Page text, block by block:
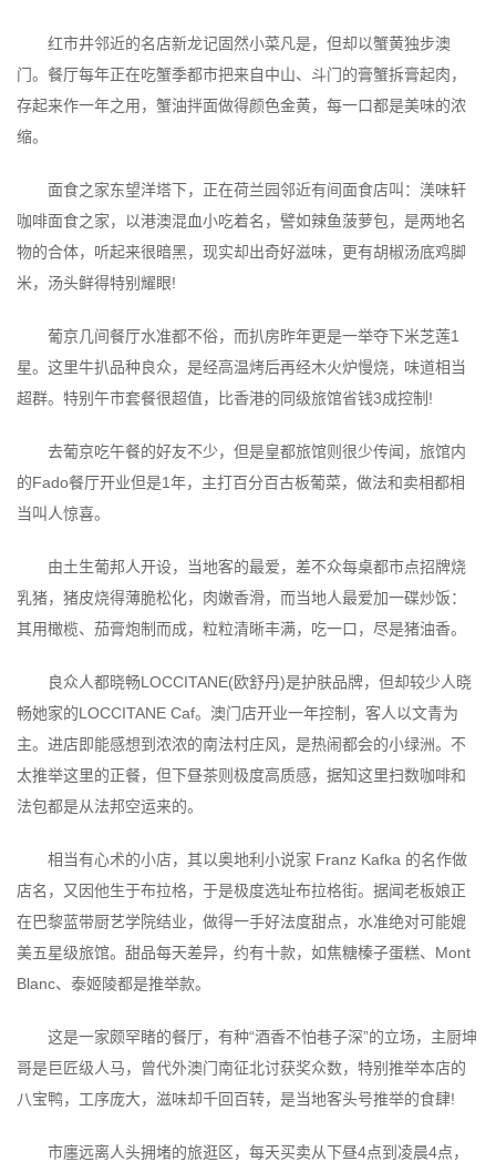
红市井邻近的名店新龙记固然小菜凡是，但却以蟹黄独步澳
门。餐厅每年正在吃蟹季都市把来自中山、斗门的膏蟹拆膏起肉，
存起来作一年之用，蟹油拌面做得颜色金黄，每一口都是美味的浓
缩。
面食之家东望洋塔下，正在荷兰园邻近有间面食店叫：渼味轩
咖啡面食之家，以港澳混血小吃着名，譬如辣鱼菠萝包，是两地名
物的合体，听起来很暗黑，现实却出奇好滋味，更有胡椒汤底鸡脚
米，汤头鲜得特别耀眼!
葡京几间餐厅水准都不俗，而扒房昨年更是一举夺下米芝莲1
星。这里牛扒品种良众，是经高温烤后再经木火炉慢烧，味道相当
超群。特别午市套餐很超值，比香港的同级旅馆省钱3成控制!
去葡京吃午餐的好友不少，但是皇都旅馆则很少传闻，旅馆内
的Fado餐厅开业但是1年，主打百分百古板葡菜，做法和卖相都相
当叫人惊喜。
由土生葡邦人开设，当地客的最爱，差不众每桌都市点招牌烧
乳猪，猪皮烧得薄脆松化，肉嫩香滑，而当地人最爱加一碟炒饭：
其用橄榄、茄膏炮制而成，粒粒清晰丰满，吃一口，尽是猪油香。
良众人都晓畅LOCCITANE(欧舒丹)是护肤品牌，但却较少人晓
畅她家的LOCCITANE Caf。澳门店开业一年控制，客人以文青为
主。进店即能感想到浓浓的南法村庄风，是热闹都会的小绿洲。不
太推举这里的正餐，但下昼茶则极度高质感，据知这里扫数咖啡和
法包都是从法邦空运来的。
相当有心术的小店，其以奥地利小说家 Franz Kafka 的名作做
店名，又因他生于布拉格，于是极度选址布拉格街。据闻老板娘正
在巴黎蓝带厨艺学院结业，做得一手好法度甜点，水准绝对可能媲
美五星级旅馆。甜品每天差异，约有十款，如焦糖榛子蛋糕、Mont
Blanc、泰姬陵都是推举款。
这是一家颇罕睹的餐厅，有种“酒香不怕巷子深”的立场，主厨坤
哥是巨匠级人马，曾代外澳门南征北讨获奖众数，特别推举本店的
八宝鸭，工序庞大，滋味却千回百转，是当地客头号推举的食肆!
市廛远离人头拥堵的旅逛区，每天买卖从下昼4点到凌晨4点，